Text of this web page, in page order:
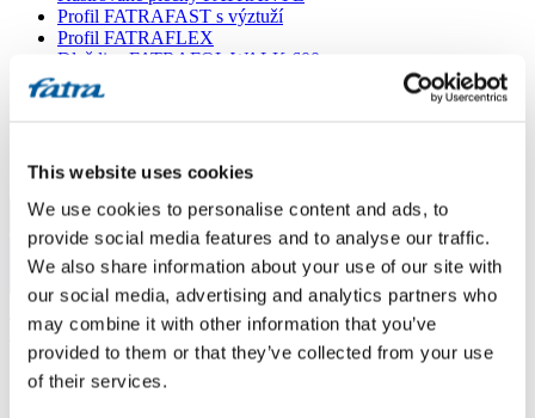
This website uses cookies
We use cookies to personalise content and ads, to
provide social media features and to analyse our traffic.
We also share information about your use of our site with
our social media, advertising and analytics partners who
may combine it with other information that you’ve
provided to them or that they’ve collected from your use
of their services.
Profil FATRAFAST s výztuží
Profil FATRAFLEX
Dlaždice FATRAFOL WALK 600
Parozábrana a tepelná izolace
Ochranná geotextilie
VŠECHNY PRODUKTY
Menu
Poradna/
izolace záchytné olejové jímky